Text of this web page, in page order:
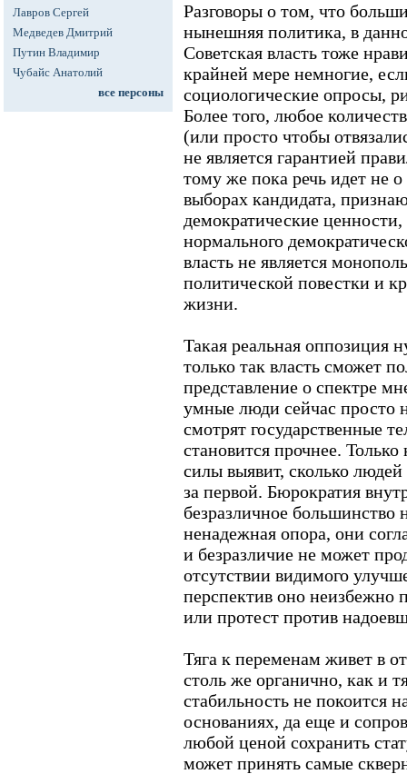
Лавров Сергей
Медведев Дмитрий
Путин Владимир
Чубайс Анатолий
все персоны
Разговоры о том, что
нынешняя политика, в
Советская власть тоже
крайней мере немногие,
социологические опросы,
Более того, любое
(или просто чтобы
не является гарантией
тому же пока речь идет не
выборах кандидата,
демократические
нормального
власть не является
политической повестки и
жизни.
Такая реальная оппозиция
только так власть сможет
представление о спектре
умные люди сейчас просто
смотрят государственные
становится прочнее.
силы выявит, сколько
за первой. Бюрократия
безразличное большинство
ненадежная опора, они
и безразличие не может
отсутствии видимого
перспектив оно неизбежно
или протест против
Тяга к переменам живет в
столь же органично, как и
стабильность не покоится
основаниях, да еще и
любой ценой сохранить
может принять самые